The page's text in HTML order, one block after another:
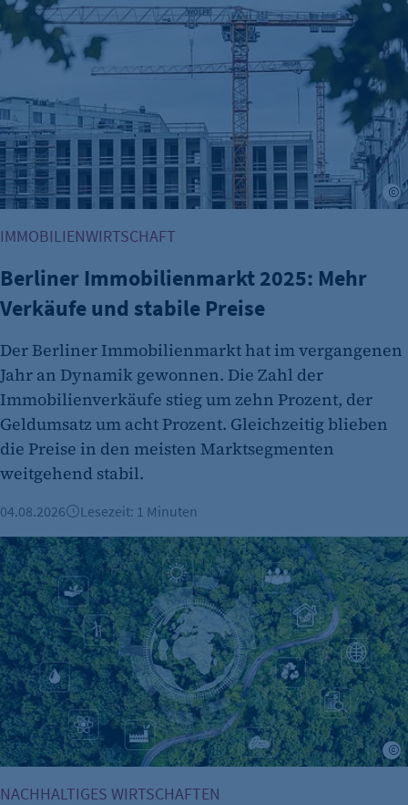
IMMOBILIENWIRTSCHAFT
Berliner Immobilienmarkt 2025: Mehr
Verkäufe und stabile Preise
Der Berliner Immobilienmarkt hat im vergangenen
Jahr an Dynamik gewonnen. Die Zahl der
Immobilienverkäufe stieg um zehn Prozent, der
Geldumsatz um acht Prozent. Gleichzeitig blieben
die Preise in den meisten Marktsegmenten
weitgehend stabil.
04.08.2026 Lesezeit: 1 Minuten
ESG & Nachhaltigkeit: Was die neuen Vorgaben für
NACHHALTIGES WIRTSCHAFTEN